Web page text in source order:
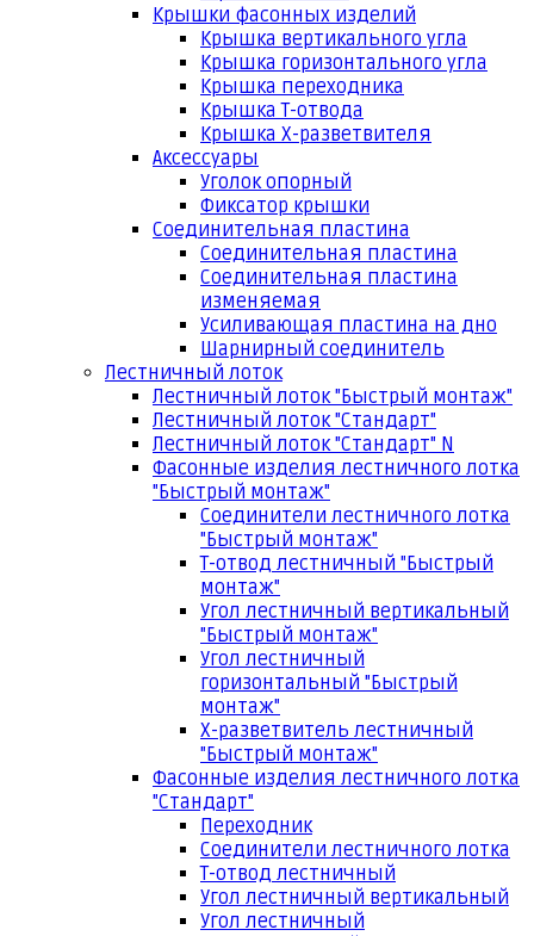
Крышки фасонных изделий
Крышка вертикального угла
Крышка горизонтального угла
Крышка переходника
Крышка Т-отвода
Крышка Х-разветвителя
Аксессуары
Уголок опорный
Фиксатор крышки
Соединительная пластина
Соединительная пластина
Соединительная пластина
изменяемая
Усиливающая пластина на дно
Шарнирный соединитель
Лестничный лоток
Лестничный лоток "Быстрый монтаж"
Лестничный лоток "Стандарт"
Лестничный лоток "Стандарт" N
Фасонные изделия лестничного лотка
"Быстрый монтаж"
Соединители лестничного лотка
"Быстрый монтаж"
Т-отвод лестничный "Быстрый
монтаж"
Угол лестничный вертикальный
"Быстрый монтаж"
Угол лестничный
горизонтальный "Быстрый
монтаж"
Х-разветвитель лестничный
"Быстрый монтаж"
Фасонные изделия лестничного лотка
"Стандарт"
Переходник
Соединители лестничного лотка
Т-отвод лестничный
Угол лестничный вертикальный
Угол лестничный